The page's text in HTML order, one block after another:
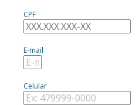
CPF
E-mail
Celular